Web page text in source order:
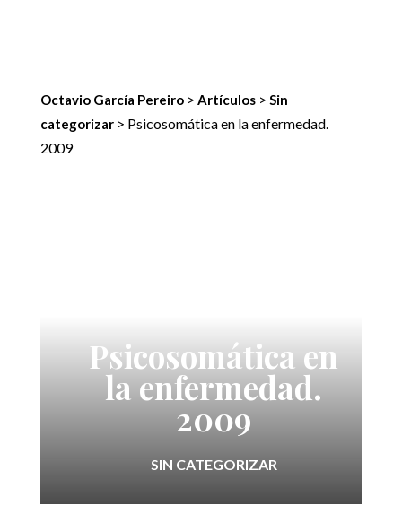
Octavio García Pereiro> Artículos> Sin
categorizar> Psicosomática en la enfermedad.
2009
Psicosomática en
la enfermedad.
2009
SIN CATEGORIZAR